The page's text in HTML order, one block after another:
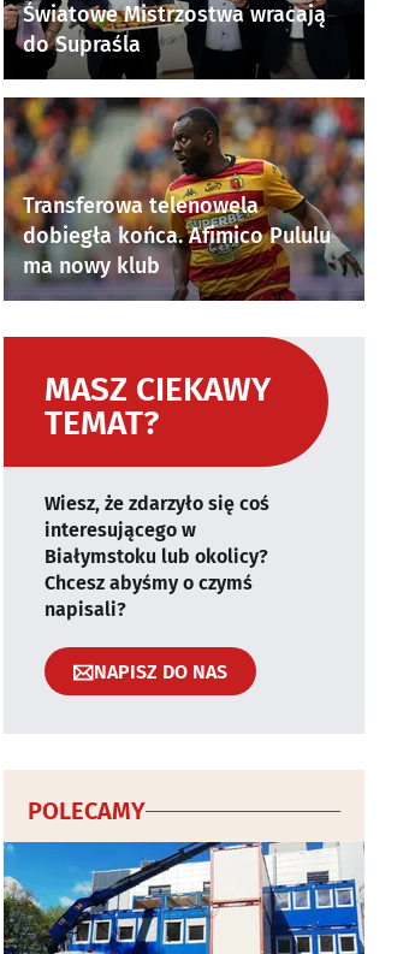
Światowe Mistrzostwa wracają
do Supraśla
Transferowa telenowela
dobiegła końca. Afimico Pululu
ma nowy klub
MASZ CIEKAWY
TEMAT?
Wiesz, że zdarzyło się coś
interesującego w
Białymstoku lub okolicy?
Chcesz abyśmy o czymś
napisali?
NAPISZ DO NAS
POLECAMY